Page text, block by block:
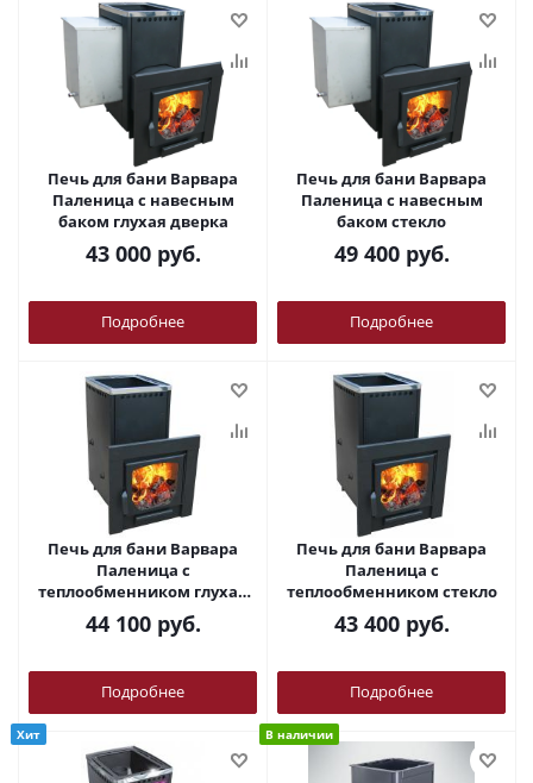
Печь для бани Варвара
Паленица с навесным
баком глухая дверка
43 000руб.
Подробнее
Печь для бани Варвара
Паленица с навесным
баком стекло
49 400руб.
Подробнее
Печь для бани Варвара
Паленица с
теплообменником глухая
дверка
44 100руб.
Подробнее
Печь для бани Варвара
Паленица с
теплообменником стекло
43 400руб.
Подробнее
Хит В наличии